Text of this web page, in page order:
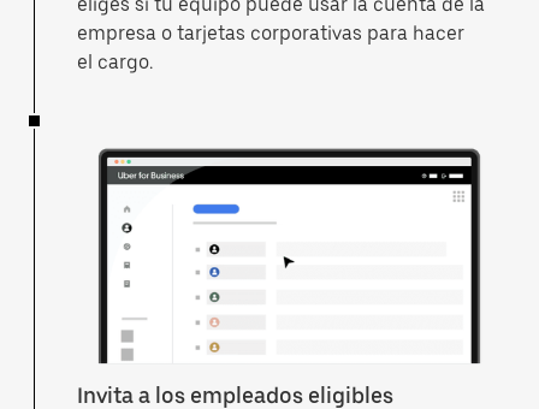
empresa o tarjetas corporativas para hacer
el cargo.
Invita a los empleados eligibles